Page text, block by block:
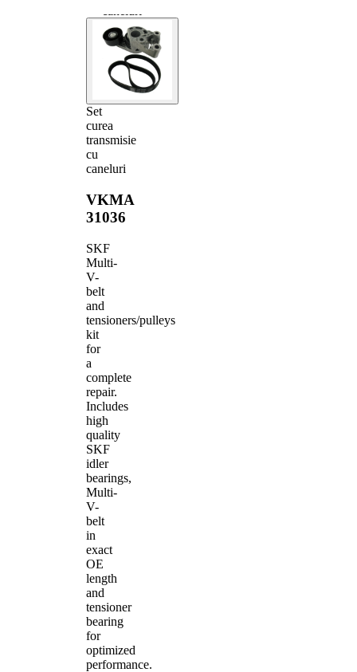
Set
curea
transmisie
cu
caneluri
VKMA
31036
SKF
Multi-
V-
belt
and
tensioners/pulleys
kit
for
a
complete
repair.
Includes
high
quality
SKF
idler
bearings,
Multi-
V-
belt
in
exact
OE
length
and
tensioner
bearing
for
optimized
performance.